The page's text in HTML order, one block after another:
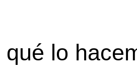
lo